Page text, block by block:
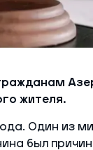
жителя.
Один из
был